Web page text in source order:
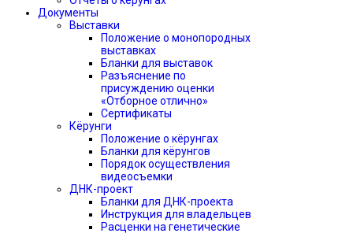
Документы
Выставки
Положение о монопородных
выставках
Бланки для выставок
Разъяснение по
присуждению оценки
«Отборное отлично»
Сертификаты
Кёрунги
Положение о кёрунгах
Бланки для кёрунгов
Порядок осуществления
видеосъемки
ДНК-проект
Бланки для ДНК-проекта
Инструкция для владельцев
Расценки на генетические